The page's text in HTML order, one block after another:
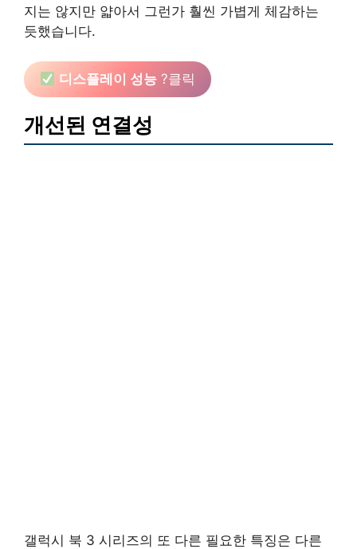
지는 않지만 얇아서 그런가 훨씬 가볍게 체감하는
듯했습니다.
디스플레이 성능 ?클릭
개선된 연결성
갤럭시 북 3 시리즈의 또 다른 필요한 특징은 다른